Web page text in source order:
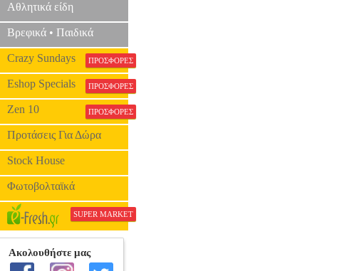
Αθλητικά είδη
Βρεφικά • Παιδικά
Crazy Sundays ΠΡΟΣΦΟΡΕΣ
Eshop Specials ΠΡΟΣΦΟΡΕΣ
Zen 10 ΠΡΟΣΦΟΡΕΣ
Προτάσεις Για Δώρα
Stock House
Φωτοβολταϊκά
SUPER MARKET